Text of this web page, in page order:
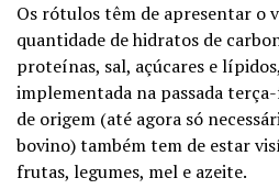
Os rótulos têm de apresentar o
quantidade de hidratos de
proteínas, sal, açúcares e
implementada na passada
de origem (até agora só
bovino) também tem de estar
frutas, legumes, mel e azeite.